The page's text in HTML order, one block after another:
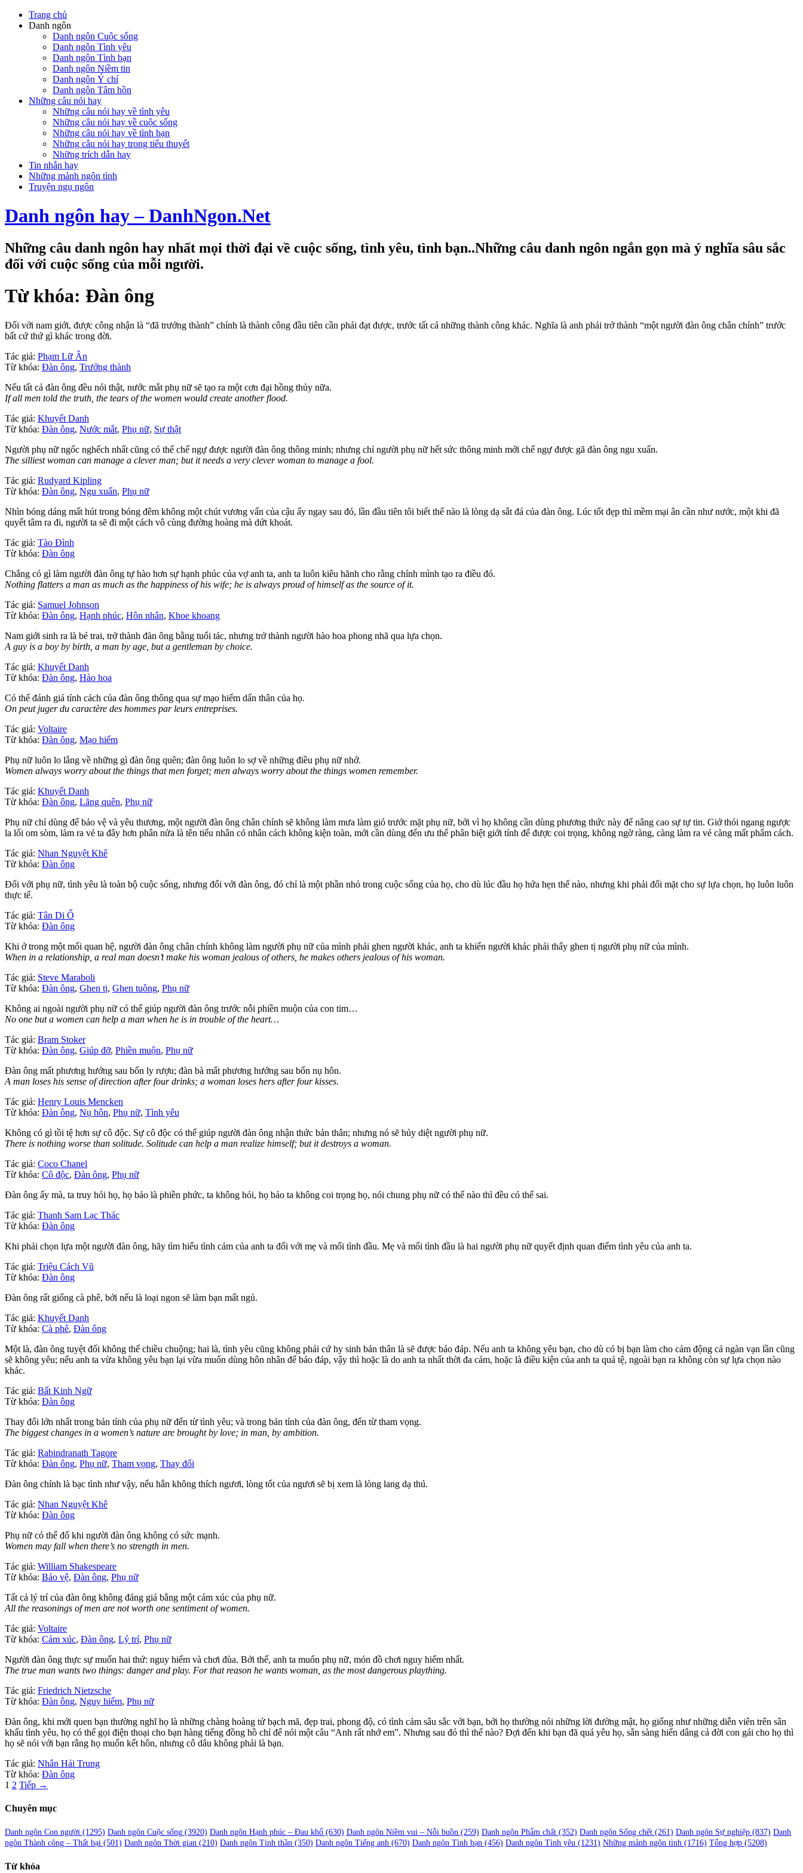
Trang chủ
Danh ngôn
Danh ngôn Cuộc sống
Danh ngôn Tình yêu
Danh ngôn Tình bạn
Danh ngôn Niềm tin
Danh ngôn Ý chí
Danh ngôn Tâm hồn
Những câu nói hay
Những câu nói hay về tình yêu
Những câu nói hay về cuộc sống
Những câu nói hay về tình bạn
Những câu nói hay trong tiểu thuyết
Những trích dẫn hay
Tin nhắn hay
Những mảnh ngôn tình
Truyện ngụ ngôn
Danh ngôn hay – DanhNgon.Net
Những câu danh ngôn hay nhất mọi thời đại về cuộc sống, tình yêu, tình bạn..Những câu danh ngôn ngắn gọn mà ý nghĩa sâu sắc
đối với cuộc sống của mỗi người.
Từ khóa: Đàn ông
Đối với nam giới, được công nhận là “đã trưởng thành” chính là thành công đầu tiên cần phải đạt được, trước tất cả những thành công khác. Nghĩa là anh phải trở thành “một người đàn ông chân chính” trước
bất cứ thứ gì khác trong đời.
Tác giả: Phạm Lữ Ân
Từ khóa: Đàn ông, Trưởng thành
Nếu tất cả đàn ông đều nói thật, nước mắt phụ nữ sẽ tạo ra một cơn đại hồng thủy nữa.
If all men told the truth, the tears of the women would create another flood.
Tác giả: Khuyết Danh
Từ khóa: Đàn ông, Nước mắt, Phụ nữ, Sự thật
Người phụ nữ ngốc nghếch nhất cũng có thể chế ngự được người đàn ông thông minh; nhưng chỉ người phụ nữ hết sức thông minh mới chế ngự được gã đàn ông ngu xuẩn.
The silliest woman can manage a clever man; but it needs a very clever woman to manage a fool.
Tác giả: Rudyard Kipling
Từ khóa: Đàn ông, Ngu xuẩn, Phụ nữ
Nhìn bóng dáng mất hút trong bóng đêm không một chút vương vấn của cậu ấy ngay sau đó, lần đầu tiên tôi biết thế nào là lòng dạ sắt đá của đàn ông. Lúc tốt đẹp thì mềm mại ân cần như nước, một khi đã
quyết tâm ra đi, người ta sẽ đi một cách vô cùng đường hoàng mà dứt khoát.
Tác giả: Tào Đình
Từ khóa: Đàn ông
Chẳng có gì làm người đàn ông tự hào hơn sự hạnh phúc của vợ anh ta, anh ta luôn kiêu hãnh cho rằng chính mình tạo ra điều đó.
Nothing flatters a man as much as the happiness of his wife; he is always proud of himself as the source of it.
Tác giả: Samuel Johnson
Từ khóa: Đàn ông, Hạnh phúc, Hôn nhân, Khoe khoang
Nam giới sinh ra là bé trai, trở thành đàn ông bằng tuổi tác, nhưng trở thành người hào hoa phong nhã qua lựa chọn.
A guy is a boy by birth, a man by age, but a gentleman by choice.
Tác giả: Khuyết Danh
Từ khóa: Đàn ông, Hào hoa
Có thể đánh giá tính cách của đàn ông thông qua sự mạo hiểm dấn thân của họ.
On peut juger du caractère des hommes par leurs entreprises.
Tác giả: Voltaire
Từ khóa: Đàn ông, Mạo hiểm
Phụ nữ luôn lo lắng về những gì đàn ông quên; đàn ông luôn lo sợ về những điều phụ nữ nhớ.
Women always worry about the things that men forget; men always worry about the things women remember.
Tác giả: Khuyết Danh
Từ khóa: Đàn ông, Lãng quên, Phụ nữ
Phụ nữ chỉ dùng để bảo vệ và yêu thương, một người đàn ông chân chính sẽ không làm mưa làm gió trước mặt phụ nữ, bởi vì họ không cần dùng phương thức này để nâng cao sự tự tin. Giở thói ngang ngược
la lối om sòm, làm ra vẻ ta đây hơn phân nửa là tên tiểu nhân có nhân cách không kiện toàn, mới cần dùng đến ưu thế phân biệt giới tính để được coi trọng, không ngờ ràng, càng làm ra vẻ càng mất phẩm cách.
Tác giả: Nhan Nguyệt Khê
Từ khóa: Đàn ông
Đối với phụ nữ, tình yêu là toàn bộ cuộc sống, nhưng đối với đàn ông, đó chỉ là một phần nhỏ trong cuộc sống của họ, cho dù lúc đầu họ hứa hẹn thế nào, nhưng khi phải đối mặt cho sự lựa chọn, họ luôn luôn
thực tế.
Tác giả: Tân Di Ổ
Từ khóa: Đàn ông
Khi ở trong một mối quan hệ, người đàn ông chân chính không làm người phụ nữ của mình phải ghen người khác, anh ta khiến người khác phải thấy ghen tị người phụ nữ của mình.
When in a relationship, a real man doesn’t make his woman jealous of others, he makes others jealous of his woman.
Tác giả: Steve Maraboli
Từ khóa: Đàn ông, Ghen tị, Ghen tuông, Phụ nữ
Không ai ngoài người phụ nữ có thể giúp người đàn ông trước nỗi phiền muộn của con tim…
No one but a women can help a man when he is in trouble of the heart…
Tác giả: Bram Stoker
Từ khóa: Đàn ông, Giúp đỡ, Phiền muộn, Phụ nữ
Đàn ông mất phương hướng sau bốn ly rượu; đàn bà mất phương hướng sau bốn nụ hôn.
A man loses his sense of direction after four drinks; a woman loses hers after four kisses.
Tác giả: Henry Louis Mencken
Từ khóa: Đàn ông, Nụ hôn, Phụ nữ, Tình yêu
Không có gì tồi tệ hơn sự cô độc. Sự cô độc có thể giúp người đàn ông nhận thức bản thân; nhưng nó sẽ hủy diệt người phụ nữ.
There is nothing worse than solitude. Solitude can help a man realize himself; but it destroys a woman.
Tác giả: Coco Chanel
Từ khóa: Cô độc, Đàn ông, Phụ nữ
Đàn ông ấy mà, ta truy hỏi họ, họ bảo là phiền phức, ta không hỏi, họ bảo ta không coi trọng họ, nói chung phụ nữ có thế nào thì đều có thể sai.
Tác giả: Thanh Sam Lạc Thác
Từ khóa: Đàn ông
Khi phải chọn lựa một người đàn ông, hãy tìm hiểu tình cảm của anh ta đối với mẹ và mối tình đầu. Mẹ và mối tình đầu là hai người phụ nữ quyết định quan điểm tình yêu của anh ta.
Tác giả: Triệu Cách Vũ
Từ khóa: Đàn ông
Đàn ông rất giống cà phê, bởi nếu là loại ngon sẽ làm bạn mất ngủ.
Tác giả: Khuyết Danh
Từ khóa: Cà phê, Đàn ông
Một là, đàn ông tuyệt đối không thể chiều chuộng; hai là, tình yêu cũng không phải cứ hy sinh bản thân là sẽ được báo đáp. Nếu anh ta không yêu bạn, cho dù có bị bạn làm cho cảm động cả ngàn vạn lần cũng
sẽ không yêu; nếu anh ta vừa không yêu bạn lại vừa muốn dùng hôn nhân để báo đáp, vậy thì hoặc là do anh ta nhất thời đa cảm, hoặc là điều kiện của anh ta quá tệ, ngoài bạn ra không còn sự lựa chọn nào
khác.
Tác giả: Bất Kinh Ngữ
Từ khóa: Đàn ông
Thay đổi lớn nhất trong bản tính của phụ nữ đến từ tình yêu; và trong bản tính của đàn ông, đến từ tham vọng.
The biggest changes in a women’s nature are brought by love; in man, by ambition.
Tác giả: Rabindranath Tagore
Từ khóa: Đàn ông, Phụ nữ, Tham vọng, Thay đổi
Đàn ông chính là bạc tình như vậy, nếu hắn không thích ngươi, lòng tốt của ngươi sẽ bị xem là lòng lang dạ thú.
Tác giả: Nhan Nguyệt Khê
Từ khóa: Đàn ông
Phụ nữ có thể đổ khi người đàn ông không có sức mạnh.
Women may fall when there’s no strength in men.
Tác giả: William Shakespeare
Từ khóa: Bảo vệ, Đàn ông, Phụ nữ
Tất cả lý trí của đàn ông không đáng giá bằng một cảm xúc của phụ nữ.
All the reasonings of men are not worth one sentiment of women.
Tác giả: Voltaire
Từ khóa: Cảm xúc, Đàn ông, Lý trí, Phụ nữ
Người đàn ông thực sự muốn hai thứ: nguy hiểm và chơi đùa. Bởi thế, anh ta muốn phụ nữ, món đồ chơi nguy hiểm nhất.
The true man wants two things: danger and play. For that reason he wants woman, as the most dangerous plaything.
Tác giả: Friedrich Nietzsche
Từ khóa: Đàn ông, Nguy hiểm, Phụ nữ
Đàn ông, khi mới quen bạn thường nghĩ họ là những chàng hoàng tử bạch mã, đẹp trai, phong độ, có tình cảm sâu sắc với bạn, bởi họ thường nói những lời đường mật, họ giống như những diễn viên trên sân
khấu tình yêu, họ có thể gọi điện thoại cho bạn hàng tiếng đồng hồ chỉ để nói một câu “Anh rất nhớ em”. Nhưng sau đó thì thế nào? Đợi đến khi bạn đã quá yêu họ, sẵn sàng hiến dâng cả đời con gái cho họ thì
họ sẽ nói với bạn rằng họ muốn kết hôn, nhưng cô dâu không phải là bạn.
Tác giả: Nhân Hải Trung
Từ khóa: Đàn ông
Phân
trang
viết
1 2 Tiếp →
Chuyên mục
Danh ngôn Con người (1295) Danh ngôn Cuộc sống (3920) Danh ngôn Hạnh phúc – Đau khổ (630) Danh ngôn Niềm vui – Nỗi buồn (259) Danh ngôn Phẩm chất (352) Danh ngôn Sống chết (261) Danh ngôn Sự nghiệp (837) Danh
ngôn Thành công – Thất bại (501) Danh ngôn Thời gian (210) Danh ngôn Tinh thần (350) Danh ngôn Tiếng anh (670) Danh ngôn Tình bạn (456) Danh ngôn Tình yêu (1231) Những mảnh ngôn tình (1716) Tổng hợp (5208)
Từ khóa